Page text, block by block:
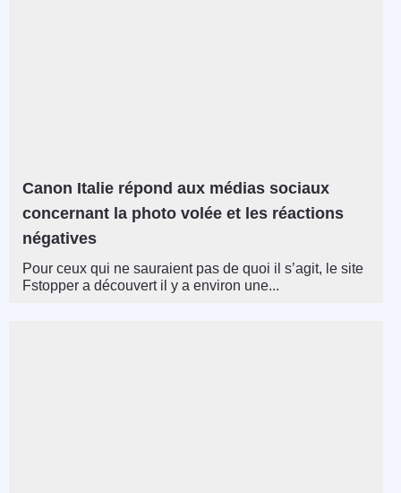
Canon Italie répond aux médias sociaux
concernant la photo volée et les réactions
négatives
Pour ceux qui ne sauraient pas de quoi il s’agit, le site
Fstopper a découvert il y a environ une...